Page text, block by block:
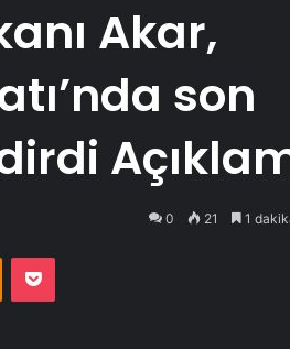
Akar,
son
0 21 1
Odnoklassniki
Pocket